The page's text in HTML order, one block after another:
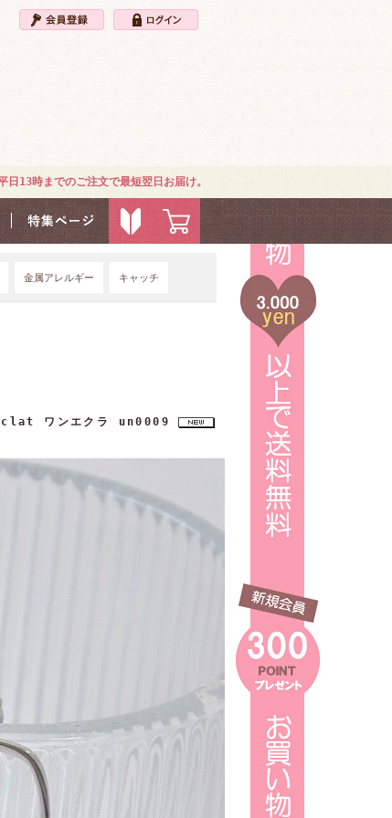
日13時までのご注文で最短翌日お届け。
金属アレルギー キャッチ
ワンエクラ un0009